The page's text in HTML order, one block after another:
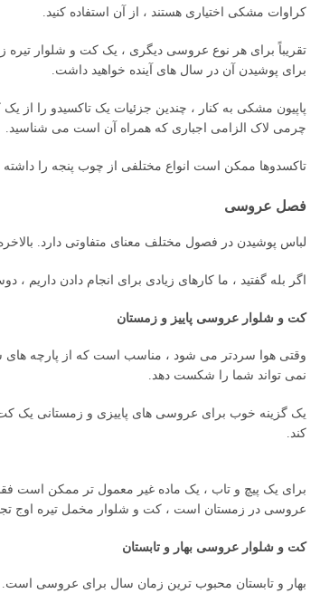
کراوات مشکی اختیاری هستند ، از آن استفاده کنید.
تقریباً برای هر نوع عروسی دیگری ، یک کت و شلوار
برای پوشیدن آن در سال های آینده خواهید داشت.
پاپیون مشکی به کنار ، چندین جزئیات یک تاکسیدو را
چرمی لاک الزامی اجباری که همراه آن است می شناسید.
تاکسدوها ممکن است انواع مختلفی از چوب پنجه را
فصل عروسی
لباس پوشیدن در فصول مختلف معنای متفاوتی دارد.
اگر بله گفتید ، ما کارهای زیادی برای انجام دادن
کت و شلوار عروسی پاییز و زمستان
وقتی هوا سردتر می شود ، مناسب است که از پارچه های
نمی تواند شما را شکست دهد.
یک گزینه خوب برای عروسی های پاییزی و زمستانی یک
کند.
برای یک پیچ و تاب ، یک ماده غیر معمول تر ممکن است
عروسی در زمستان است ، کت و شلوار مخمل تیره اوج
کت و شلوار عروسی بهار و تابستان
بهار و تابستان محبوب ترین زمان سال برای عروسی